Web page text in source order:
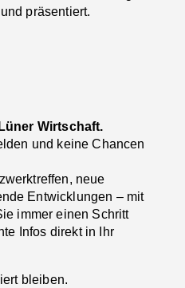
präsentiert.
Wirtschaft.
und keine Chancen
neue
Entwicklungen – mit
immer einen Schritt
Infos direkt in Ihr
bleiben.